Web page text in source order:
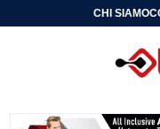
CHI SIAMO